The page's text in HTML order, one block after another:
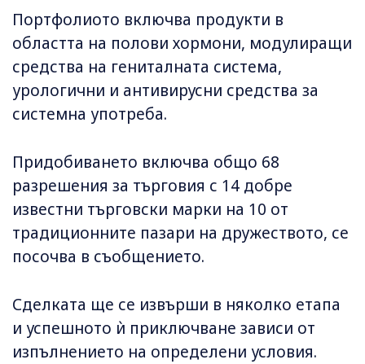
Портфолиото включва продукти в
областта на полови хормони, модулиращи
средства на гениталната система,
урологични и антивирусни средства за
системна употреба.
Придобиването включва общо 68
разрешения за търговия с 14 добре
известни търговски марки на 10 от
традиционните пазари на дружеството, се
посочва в съобщението.
Сделката ще се извърши в няколко етапа
и успешното ѝ приключване зависи от
изпълнението на определени условия.